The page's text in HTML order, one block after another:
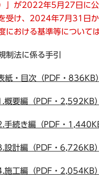
」が2022年5月27日に
受け、2024年7月31日か
における基準等について
制法に係る手引
紙・目次（PDF・836KB
概要編（PDF・2,592KB）
手続き編（PDF・
設計編（PDF・6,726KB）
施工編（PDF・2,054KB）